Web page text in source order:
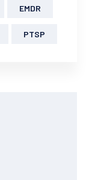
EMDR
PTSP